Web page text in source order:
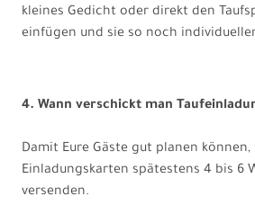
kleines Gedicht oder direkt den
einfügen und sie so noch
4. Wann verschickt man
Damit Eure Gäste gut planen
Einladungskarten spätestens 4 bis 6
versenden.